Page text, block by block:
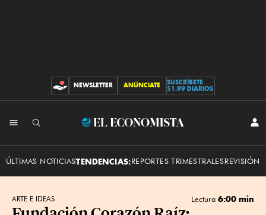
CONTRIBUCIONES
NEWSLETTER ANÚNCIATE
SUSCRÍBETE
$1.99 DIARIOS
El
ÚLTIMAS NOTICIASTENDENCIAS:REPORTES TRIMESTRALESREVISIÓN
ARTE E IDEAS Lectura 6:00 min